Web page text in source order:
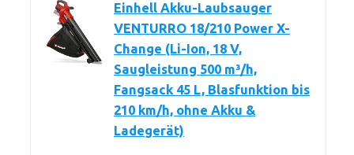
Einhell Akku-Laubsauger
VENTURRO 18/210 Power X-
Change (Li-Ion, 18 V,
Saugleistung 500 m³/h,
Fangsack 45 L, Blasfunktion bis
210 km/h, ohne Akku &
Ladegerät)